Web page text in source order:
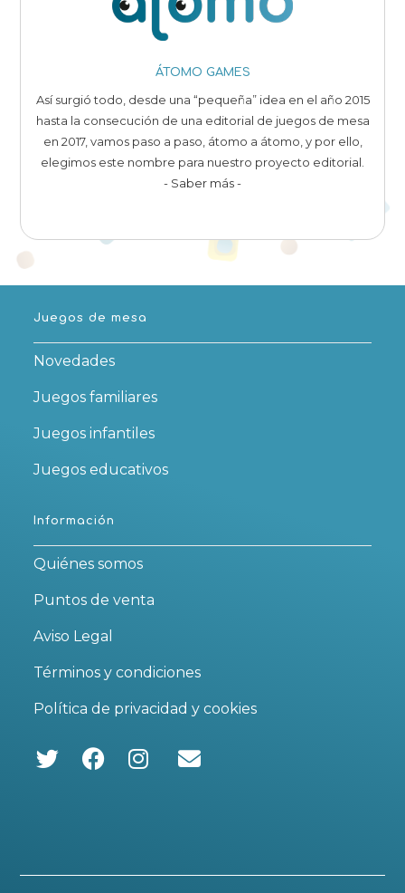
ÁTOMO GAMES
Así surgió todo, desde una “pequeña” idea en el año 2015
hasta la consecución de una editorial de juegos de mesa
en 2017, vamos paso a paso, átomo a átomo, y por ello,
elegimos este nombre para nuestro proyecto editorial.
- Saber más -
Juegos de mesa
Novedades
Juegos familiares
Juegos infantiles
Juegos educativos
Información
Quiénes somos
Puntos de venta
Aviso Legal
Términos y condiciones
Política de privacidad y cookies
abre
Se
abre
abre